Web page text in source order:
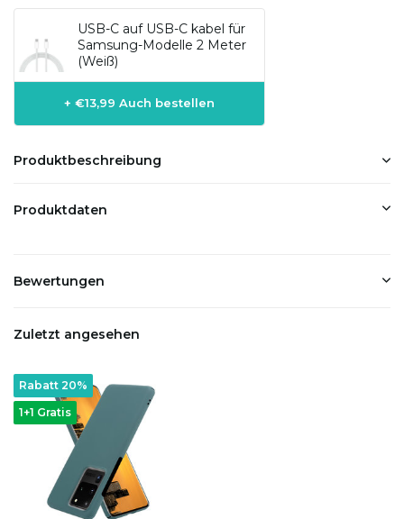
USB-C auf USB-C kabel für
Samsung-Modelle 2 Meter
(Weiß)
+ €13,99 Auch bestellen
Produktbeschreibung
Produktdaten
Bewertungen
Zuletzt angesehen
1+1 Gratis
Rabatt 20%